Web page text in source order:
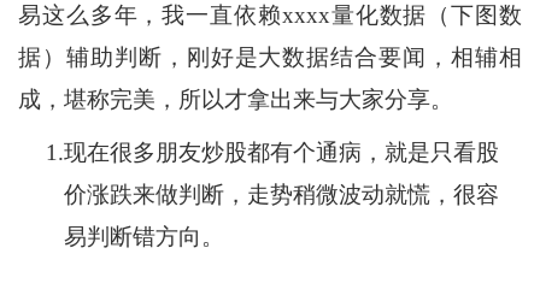
易这么多年，我一直依赖xxxx量化数据（下图数
据）辅助判断，刚好是大数据结合要闻，相辅相
成，堪称完美，所以才拿出来与大家分享。
1.现在很多朋友炒股都有个通病，就是只看股
价涨跌来做判断，走势稍微波动就慌，很容
易判断错方向。